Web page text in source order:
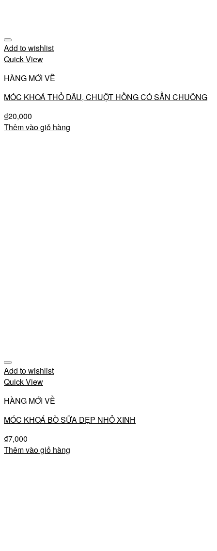
Add to wishlist
Quick View
HÀNG MỚI VỀ
MÓC KHOÁ THỎ DÂU, CHUỘT HỒNG CÓ SẴN CHUÔNG
₫20,000
Thêm vào giỏ hàng
Add to wishlist
Quick View
HÀNG MỚI VỀ
MÓC KHOÁ BÒ SỮA DẸP NHỎ XINH
₫7,000
Thêm vào giỏ hàng